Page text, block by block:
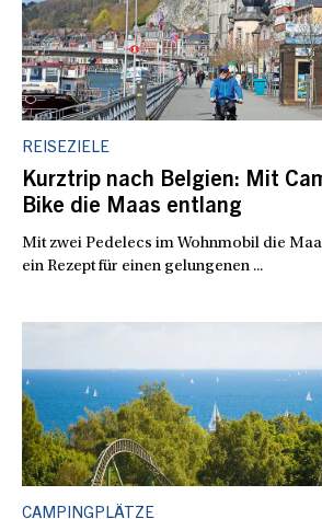
CAMPINGPLÄTZE
REISEZIELE
Kurztrip nach Belgien: Mit
Bike die Maas entlang
Mit zwei Pedelecs im Wohnmobil die
ein Rezept für einen gelungenen ...